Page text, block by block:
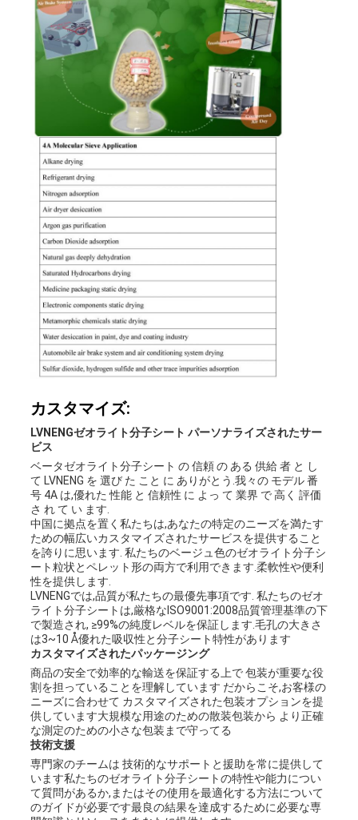
カスタマイズ:
LVNENGゼオライト分子シート パーソナライズされたサー
ビス
ベータゼオライト分子シート の 信頼 の ある 供給 者 と し
て LVNENG を 選び た こと に ありがとう.我々の モデル 番
号 4A は,優れた 性能 と 信頼性 に よっ て 業界 で 高く 評価
さ れ て い ます.
中国に拠点を置く私たちは,あなたの特定のニーズを満たす
ための幅広いカスタマイズされたサービスを提供すること
を誇りに思います. 私たちのベージュ色のゼオライト分子シ
ート粒状とペレット形の両方で利用できます.柔軟性や便利
性を提供します.
LVNENGでは,品質が私たちの最優先事項です. 私たちのゼオ
ライト分子シートは,厳格なISO9001:2008品質管理基準の下
で製造され, ≥99%の純度レベルを保証します.毛孔の大きさ
は3~10 Å優れた吸収性と分子シート特性があります
カスタマイズされたパッケージング
商品の安全で効率的な輸送を保証する上で 包装が重要な役
割を担っていることを理解しています だからこそ,お客様の
ニーズに合わせて カスタマイズされた包装オプションを提
供しています大規模な用途のための散装包装から より正確
な測定のための小さな包装まで守ってる
技術支援
専門家のチームは 技術的なサポートと援助を常に提供して
います私たちのゼオライト分子シートの特性や能力につい
て質問があるか,またはその使用を最適化する方法について
のガイドが必要です最良の結果を達成するために必要な専